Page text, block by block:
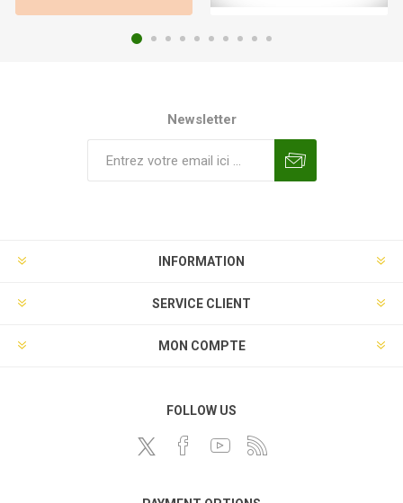
Newsletter
INFORMATION
SERVICE CLIENT
MON COMPTE
FOLLOW US